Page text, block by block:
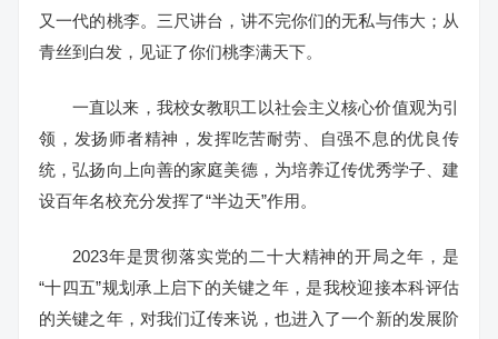
又一代的桃李。三尺讲台，讲不完你们的无私与伟大；从
青丝到白发，见证了你们桃李满天下。
一直以来，我校女教职工以社会主义核心价值观为引
领，发扬师者精神，发挥吃苦耐劳、自强不息的优良传
统，弘扬向上向善的家庭美德，为培养辽传优秀学子、建
设百年名校充分发挥了“半边天”作用。
2023年是贯彻落实党的二十大精神的开局之年，是
“十四五”规划承上启下的关键之年，是我校迎接本科评估
的关键之年，对我们辽传来说，也进入了一个新的发展阶